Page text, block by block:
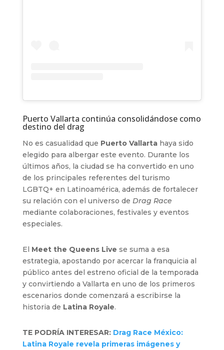
Puerto Vallarta continúa consolidándose como
destino del drag
No es casualidad que Puerto Vallartahaya sido
elegido para albergar este evento. Durante los
últimos años, la ciudad se ha convertido en uno
de los principales referentes del turismo
LGBTQ+ en Latinoamérica, además de fortalecer
su relación con el universo de Drag Race
mediante colaboraciones, festivales y eventos
especiales.
El Meet the Queens Live se suma a esa
estrategia, apostando por acercar la franquicia al
público antes del estreno oficial de la temporada
y convirtiendo a Vallarta en uno de los primeros
escenarios donde comenzará a escribirse la
historia de Latina Royale.
TE PODRÍA INTERESAR: Drag Race México:
Latina Royale revela primeras imágenes y